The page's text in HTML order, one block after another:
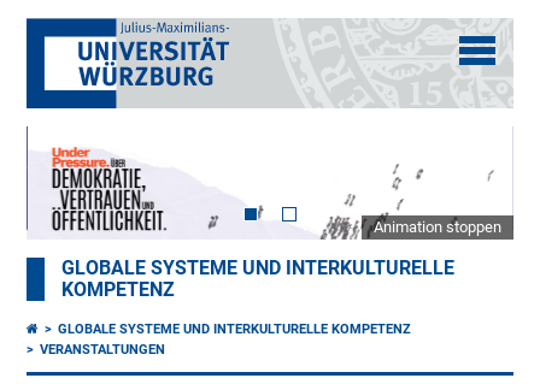
Animation stoppen
GLOBALE SYSTEME UND INTERKULTURELLE
KOMPETENZ
GLOBALE SYSTEME UND INTERKULTURELLE KOMPETENZ
VERANSTALTUNGEN